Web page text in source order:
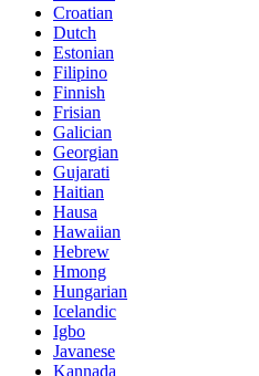
Croatian
Dutch
Estonian
Filipino
Finnish
Frisian
Galician
Georgian
Gujarati
Haitian
Hausa
Hawaiian
Hebrew
Hmong
Hungarian
Icelandic
Igbo
Javanese
Kannada